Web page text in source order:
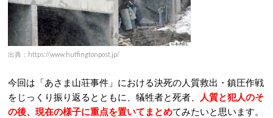
出典：https://www.huffingtonpost.jp/
今回は「あさま山荘事件」における決死の人質救出・鎮圧作戦
をじっくり振り返るとともに、犠牲者と死者、
人質と犯人のそ
の後、現在の様子に重点を置いてまとめてみたいと思います。